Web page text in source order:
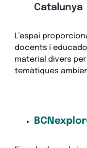
Catalunya
L’espai
docents i
material divers
temàtiques